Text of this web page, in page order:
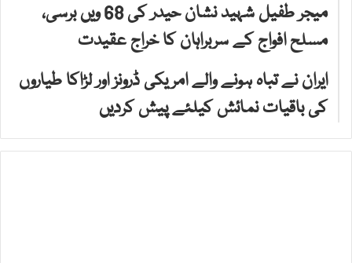
میجر طفیل شہید نشان حیدر کی 68 ویں برسی،
مسلح افواج کے سربراہان کا خراج عقیدت
ایران نے تباہ ہونے والے امریکی ڈرونز اور لڑاکا طیاروں
کی باقیات نمائش کیلئے پیش کردیں